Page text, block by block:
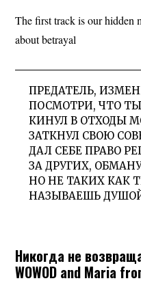
The first track is our hidden
about betrayal
ПРЕДАТЕЛЬ,
ПОСМОТРИ, ЧТО
КИНУЛ В ОТХОДЫ
ЗАТКНУЛ СВОЮ
ДАЛ СЕБЕ ПРАВО
ЗА ДРУГИХ,
НО НЕ ТАКИХ КАК
НАЗЫВАЕШЬ
Никогда не
WOWOD and Maria